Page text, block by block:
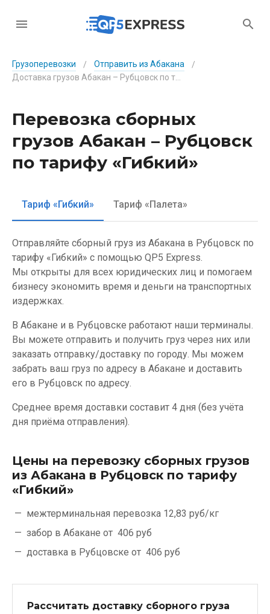
Грузоперевозки / Отправить из Абакана
/
Перевозка сборных
грузов Абакан – Рубцовск
по тарифу «Гибкий»
Тариф «Гибкий» Тариф «Палета»
Отправляйте сборный груз из Абакана в Рубцовск по
тарифу «Гибкий» с помощью QP5 Express.
Мы открыты для всех юридических лиц и помогаем
бизнесу экономить время и деньги на транспортных
издержках.
В Абакане и в Рубцовске работают наши терминалы.
Вы можете отправить и получить груз через них или
заказать отправку/доставку по городу. Мы можем
забрать ваш груз по адресу в Абакане и доставить
его в Рубцовск по адресу.
Среднее время доставки составит 4 дня (без учёта
дня приёма отправления).
Цены на перевозку сборных грузов
из Абакана в Рубцовск по тарифу
«Гибкий»
межтерминальная перевозка 12,83 руб/кг
забор в Абакане от 406 руб
доставка в Рубцовске от 406 руб
Рассчитать доставку сборного груза